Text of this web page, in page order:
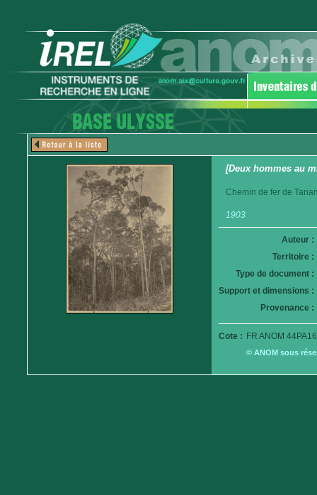
[Deux hommes au
Chemin de fer de
1903
Auteur :
Territoire :
Type de document :
Support et dimensions :
Provenance :
Cote : FR ANOM
© ANOM sous